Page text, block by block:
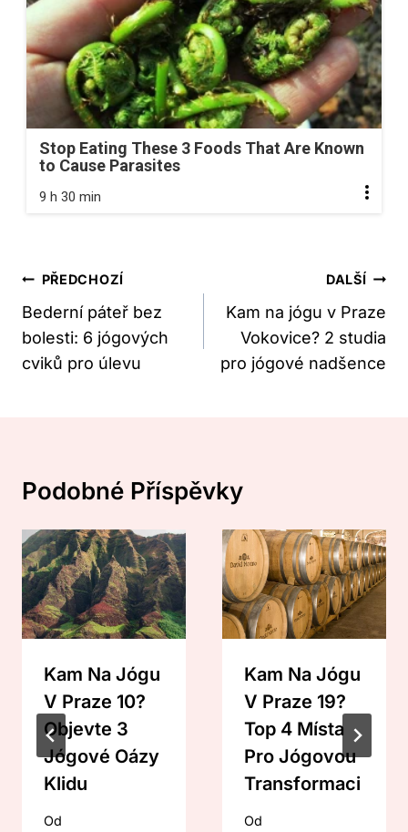
Stop Eating These 3 Foods That Are Known
to Cause Parasites
9 h 30 min
Navigace
Pro
Příspěvek
PŘEDCHOZÍ
Bederní páteř bez
bolesti: 6 jógových
cviků pro úlevu
DALŠÍ
Kam na jógu v Praze
Vokovice? 2 studia
pro jógové nadšence
Podobné Příspěvky
Kam Na Jógu
V Praze 10?
Objevte 3
Jógové Oázy
Klidu
Od
Kam Na Jógu
V Praze 19?
Top 4 Místa
Pro Jógovou
Transformaci
Od